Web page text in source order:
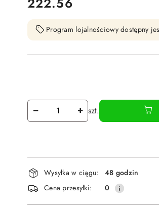
Program lojalnościowy dostępny
Ilość szt.
Dostępność
i
dostawa
Wysyłka w ciągu:
48 godzin
Cena przesyłki:
0